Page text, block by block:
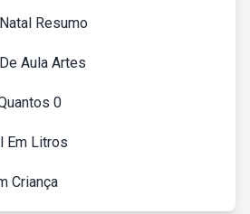
Resumo
Aula Artes
0
Em Litros
Criança